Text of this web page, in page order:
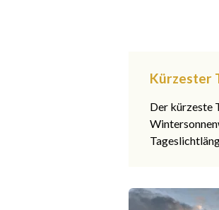
Kürzester
Der kürzeste